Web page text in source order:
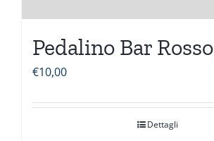
Pedalino Bar Rosso
€10,00
Dettagli